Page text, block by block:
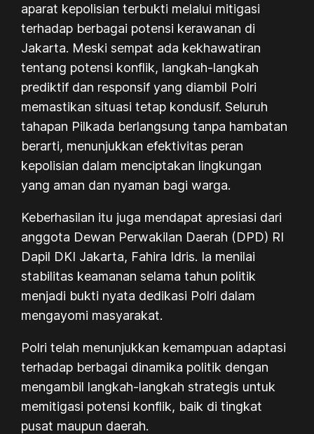
aparat kepolisian terbukti melalui mitigasi
terhadap berbagai potensi kerawanan di
Jakarta. Meski sempat ada kekhawatiran
tentang potensi konflik, langkah-langkah
prediktif dan responsif yang diambil Polri
memastikan situasi tetap kondusif. Seluruh
tahapan Pilkada berlangsung tanpa hambatan
berarti, menunjukkan efektivitas peran
kepolisian dalam menciptakan lingkungan
yang aman dan nyaman bagi warga.
Keberhasilan itu juga mendapat apresiasi dari
anggota Dewan Perwakilan Daerah (DPD) RI
Dapil DKI Jakarta, Fahira Idris. Ia menilai
stabilitas keamanan selama tahun politik
menjadi bukti nyata dedikasi Polri dalam
mengayomi masyarakat.
Polri telah menunjukkan kemampuan adaptasi
terhadap berbagai dinamika politik dengan
mengambil langkah-langkah strategis untuk
memitigasi potensi konflik, baik di tingkat
pusat maupun daerah.